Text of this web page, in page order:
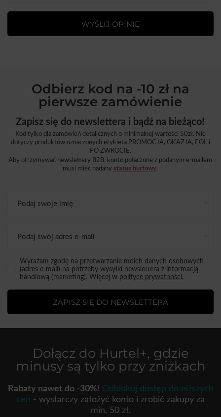
WYŚLIJ OPINIĘ
Odbierz kod na -10 zł na
pierwsze zamówienie
Zapisz się do newslettera i bądź na bieżąco!
Kod tylko dla zamówień detalicznych o minimalnej wartości 50zł. Nie
dotyczy produktów oznaczonych etykietą PROMOCJA, OKAZJA, EOL i
PO ZWROCIE.
Aby otrzymywać newslettery B2B, konto połączone z podanym e-mailem
musi mieć nadany status hurtowy.
Podaj swoje imię
Podaj swój adres e-mail
Wyrażam zgodę na przetwarzanie moich danych osobowych
(adres e-mail) na potrzeby wysyłki newslettera z informacją
handlową (marketing). Więcej w polityce prywatności.
ZAPISZ SIĘ DO NEWSLETTERA
Dołącz do Hurtel+, gdzie
minusy są tylko przy zniżkach
Rabaty nawet do -30%! Odblokuj dostęp do niższych
cen - wystarczy założyć konto i zrobić zakupy za
min. 50 zł.